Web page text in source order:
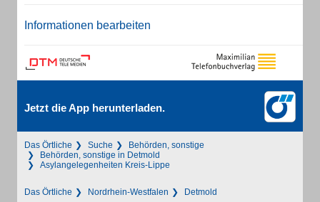
Informationen bearbeiten
Jetzt die App herunterladen.
Das Örtliche Suche
Behörden, sonstige
Behörden, sonstige in Detmold
Asylangelegenheiten Kreis-Lippe
Das Örtliche Nordrhein-Westfalen Detmold